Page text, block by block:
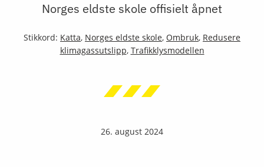
Norges eldste skole offisielt åpnet
Stikkord: Katta, Norges eldste skole, Ombruk, Redusere
klimagassutslipp, Trafikklysmodellen
26. august 2024